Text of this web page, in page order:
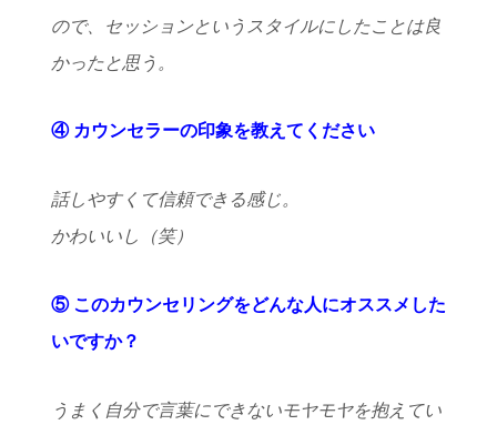
ので、セッションというスタイルにしたことは良
かったと思う。
④ カウンセラーの印象を教えてください
話しやすくて信頼できる感じ。
かわいいし（笑）
⑤ このカウンセリングをどんな人にオススメした
いですか？
うまく自分で言葉にできないモヤモヤを抱えてい